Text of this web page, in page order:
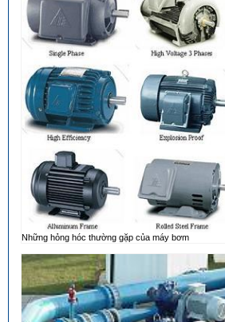
Những hỏng hóc thường gặp của máy bơm